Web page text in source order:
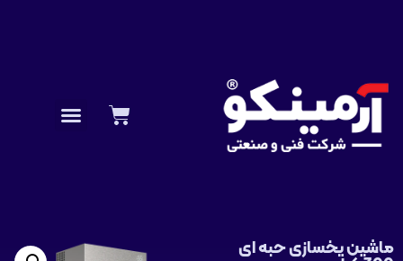
ماشین یخسازی حبه ای